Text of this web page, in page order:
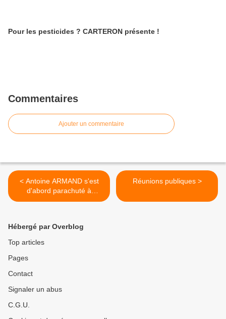
Pour les pesticides ? CARTERON présente !
Commentaires
Ajouter un commentaire
< Antoine ARMAND s'est
d'abord parachuté à
CRUSEILLES
Réunions publiques >
Hébergé par Overblog
Top articles
Pages
Contact
Signaler un abus
C.G.U.